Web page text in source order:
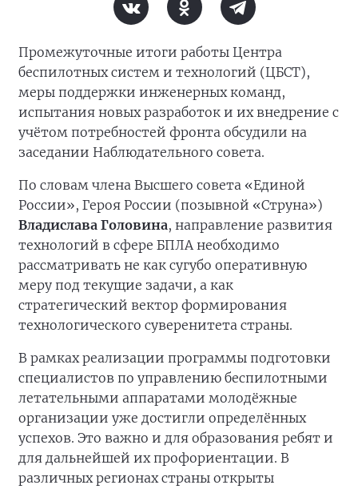
Промежуточные итоги работы Центра
беспилотных систем и технологий (ЦБСТ),
меры поддержки инженерных команд,
испытания новых разработок и их внедрение с
учётом потребностей фронта обсудили на
заседании Наблюдательного совета.
По словам члена Высшего совета «Единой
России», Героя России (позывной «Струна»)
Владислава Головина, направление развития
технологий в сфере БПЛА необходимо
рассматривать не как сугубо оперативную
меру под текущие задачи, а как
стратегический вектор формирования
технологического суверенитета страны.
В рамках реализации программы подготовки
специалистов по управлению беспилотными
летательными аппаратами молодёжные
организации уже достигли определённых
успехов. Это важно и для образования ребят и
для дальнейшей их профориентации. В
различных регионах страны открыты